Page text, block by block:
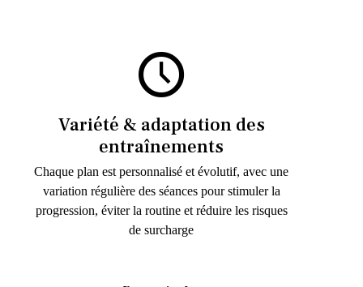
Variété & adaptation des
entraînements
Chaque plan est personnalisé et évolutif, avec une
variation régulière des séances pour stimuler la
progression, éviter la routine et réduire les risques
de surcharge